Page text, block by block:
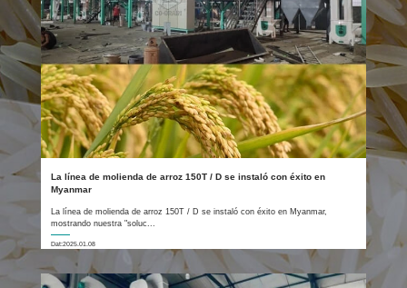
La línea de molienda de arroz 150T / D se instaló con éxito en
Myanmar
La línea de molienda de arroz 150T / D se instaló con éxito en Myanmar,
mostrando nuestra "soluc...
Dat:2025.01.08